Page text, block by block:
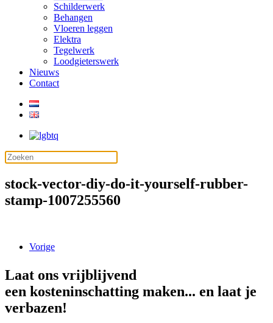
Schilderwerk
Behangen
Vloeren leggen
Elektra
Tegelwerk
Loodgieterswerk
Nieuws
Contact
stock-vector-diy-do-it-yourself-rubber-
stamp-1007255560
Vorige
Laat ons vrijblijvend
een kosteninschatting maken... en laat je
verbazen!